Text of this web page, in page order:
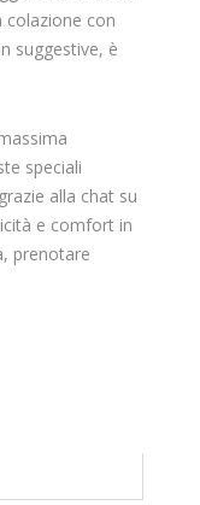
colazione con
suggestive, è
speciali
alla chat su
e comfort in
prenotare